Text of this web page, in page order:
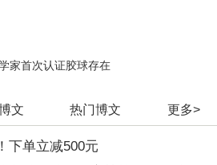
家首次认证胶球存在
文 热门博文 更多>
下单立减500元